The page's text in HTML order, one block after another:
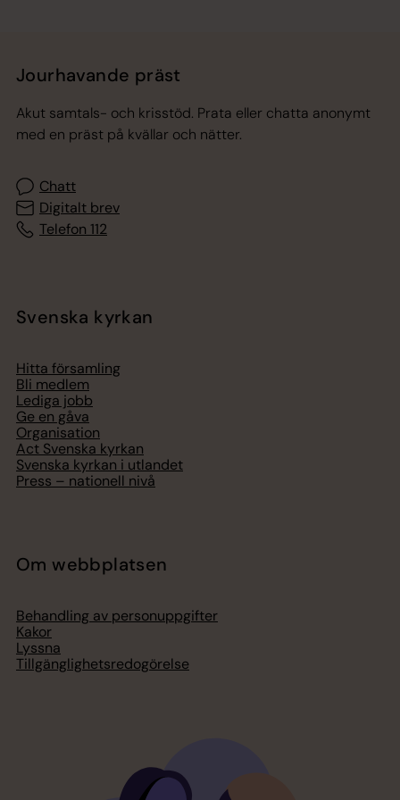
Jourhavande präst
Akut samtals- och krisstöd. Prata eller chatta anonymt
med en präst på kvällar och nätter.
Chatt
Digitalt brev
Telefon 112
Svenska kyrkan
Hitta församling
Bli medlem
Lediga jobb
Ge en gåva
Organisation
Act Svenska kyrkan
Svenska kyrkan i utlandet
Press – nationell nivå
Om webbplatsen
Behandling av personuppgifter
Kakor
Lyssna
Tillgänglighetsredogörelse